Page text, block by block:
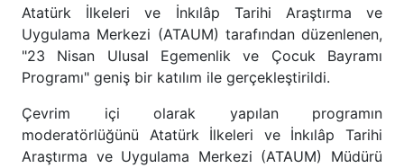
Atatürk İlkeleri ve İnkılâp Tarihi Araştırma ve
Uygulama Merkezi (ATAUM) tarafından düzenlenen,
"23 Nisan Ulusal Egemenlik ve Çocuk Bayramı
Programı" geniş bir katılım ile gerçekleştirildi.
Çevrim içi olarak yapılan programın
moderatörlüğünü Atatürk İlkeleri ve İnkılâp Tarihi
Araştırma ve Uygulama Merkezi (ATAUM) Müdürü